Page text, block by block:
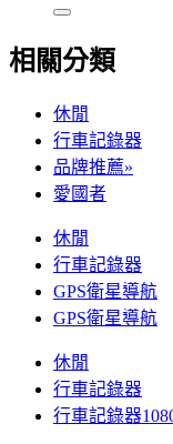
相關分類
休閒
行車記錄器
品牌推薦»
愛國者
休閒
行車記錄器
GPS衛星導航
GPS衛星導航
休閒
行車記錄器
行車記錄器